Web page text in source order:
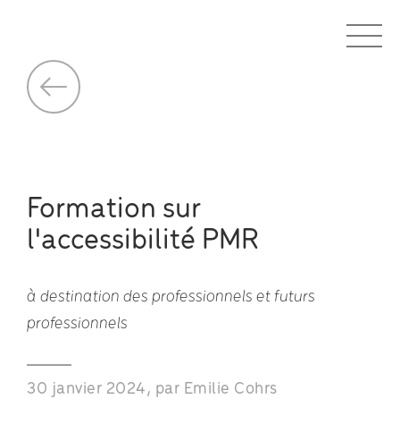
Formation sur
l'accessibilité PMR
à destination des professionnels et futurs
professionnels
30 janvier 2024, par Emilie Cohrs